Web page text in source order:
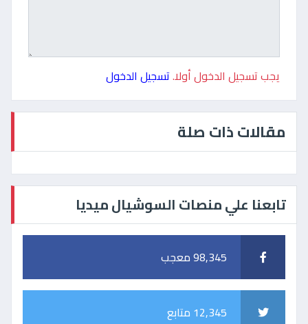
يجب تسجيل الدخول أولا.تسجيل الدخول
مقالات ذات صلة
تابعنا علي منصات السوشيال ميديا
98,345 معجب
12,345 متابع